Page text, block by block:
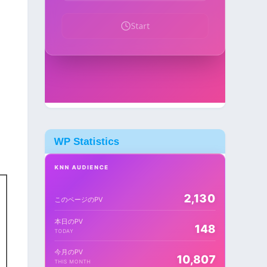
WP Statistics
KNN AUDIENCE
このページのPV 2,130
本日のPV
TODAY 148
今月のPV
THIS MONTH 10,807